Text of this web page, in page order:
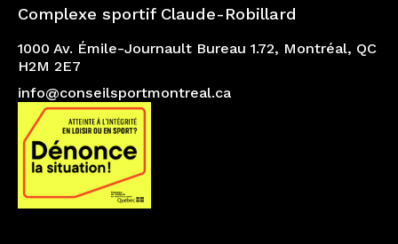
Complexe sportif Claude-Robillard
1000 Av. Émile-Journault Bureau 1.72, Montréal, QC
H2M 2E7
info@conseilsportmontreal.ca